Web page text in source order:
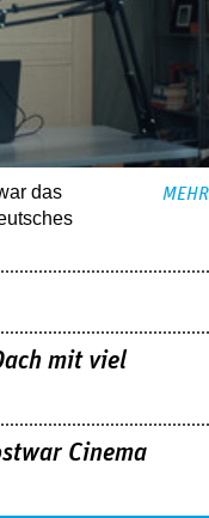
das
MEHR
mit viel
Cinema